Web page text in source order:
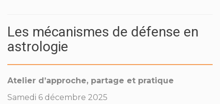
Les mécanismes de défense en
astrologie
Atelier d’approche, partage et pratique
Samedi 6 décembre 2025